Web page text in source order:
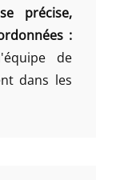
précise,
:
de
dans les